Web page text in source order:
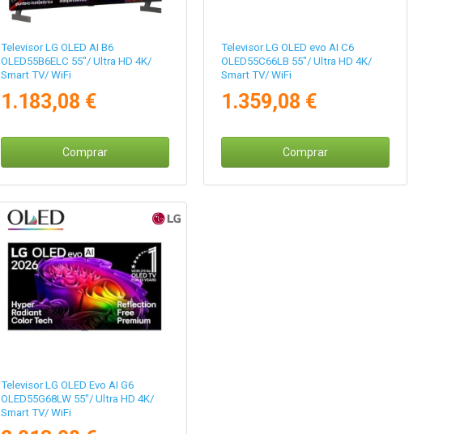
Televisor LG OLED AI B6
OLED55B6ELC 55"/ Ultra HD 4K/
Smart TV/ WiFi
1.183,08 €
Comprar
Televisor LG OLED evo AI C6
OLED55C66LB 55"/ Ultra HD 4K/
Smart TV/ WiFi
1.359,08 €
Comprar
Televisor LG OLED Evo AI G6
OLED55G68LW 55"/ Ultra HD 4K/
Smart TV/ WiFi